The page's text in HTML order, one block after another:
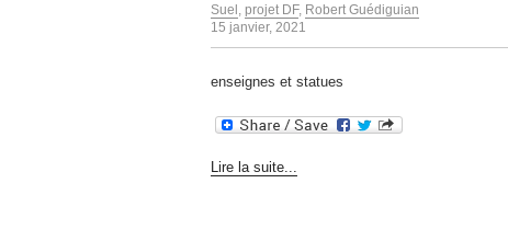
Suel projet DF, Robert Guédiguian
15 janvier, 2021
enseignes et statues
Lire la suite...